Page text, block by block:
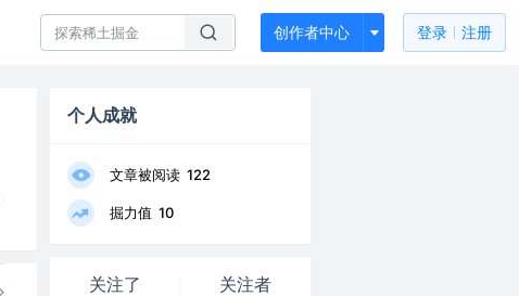
创作者中心 登录 注册
个人成就
文章被阅读 122
掘力值 10
关注了
关注者